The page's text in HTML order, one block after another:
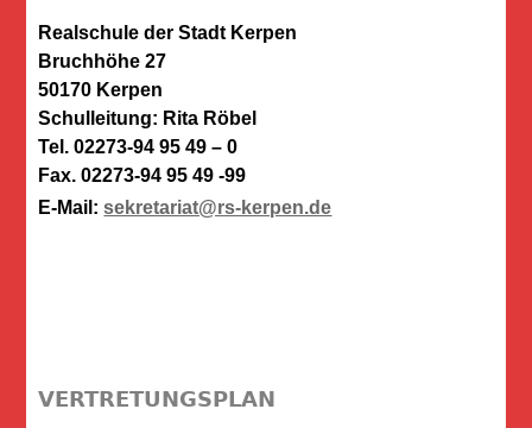
Realschule der Stadt Kerpen
Bruchhöhe 27
50170 Kerpen
Schulleitung: Rita Röbel
Tel. 02273-94 95 49 – 0
Fax. 02273-94 95 49 -99
E-Mail:sekretariat@rs-kerpen.de
VERTRETUNGSPLAN